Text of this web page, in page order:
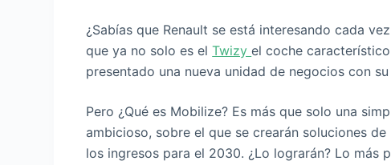
¿Sabías que Renault se está interesando cada
que ya no solo es elTwizyel coche
presentado una nueva unidad de negocios con
Pero ¿Qué es Mobilize? Es más que solo una
ambicioso, sobre el que se crearán soluciones
los ingresos para el 2030. ¿Lo lograrán? Lo más